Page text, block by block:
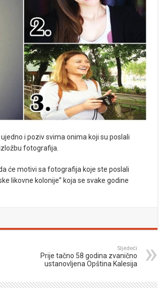
i poziv svima onima koji su poslali
fotografija.
će motivi sa fotografija koje ste poslali
likovne kolonije” koja se svake godine
Sljedeći
Prije tačno 58 godina zvanično
ustanovljena Opština Kalesija